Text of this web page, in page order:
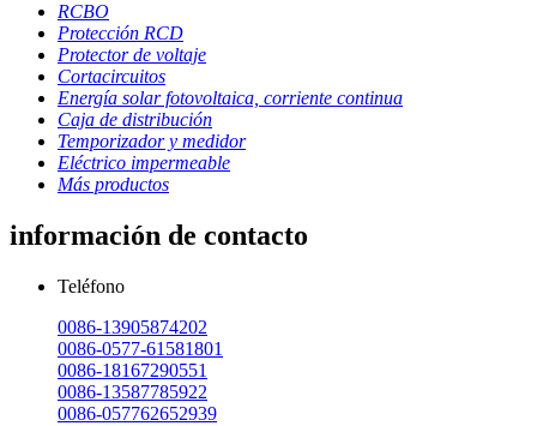
RCBO
Protección RCD
Protector de voltaje
Cortacircuitos
Energía solar fotovoltaica, corriente continua
Caja de distribución
Temporizador y medidor
Eléctrico impermeable
Más productos
información de contacto
Teléfono
0086-13905874202
0086-0577-61581801
0086-18167290551
0086-13587785922
0086-057762652939